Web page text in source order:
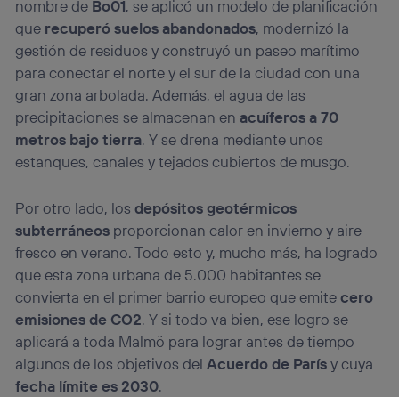
nombre de Bo01, se aplicó un modelo de planificación
que recuperó suelos abandonados, modernizó la
gestión de residuos y construyó un paseo marítimo
para conectar el norte y el sur de la ciudad con una
gran zona arbolada. Además, el agua de las
precipitaciones se almacenan en acuíferos a 70
metros bajo tierra. Y se drena mediante unos
estanques, canales y tejados cubiertos de musgo.
Por otro lado, losdepósitos geotérmicos
subterráneos proporcionan calor en invierno y aire
fresco en verano. Todo esto y, mucho más, ha logrado
que esta zona urbana de 5.000 habitantes se
convierta en el primer barrio europeo que emitecero
emisiones de CO2. Y si todo va bien, ese logro se
aplicará a toda Malmö para lograr antes de tiempo
algunos de los objetivos delAcuerdo de Parísy cuya
fecha límite es 2030.